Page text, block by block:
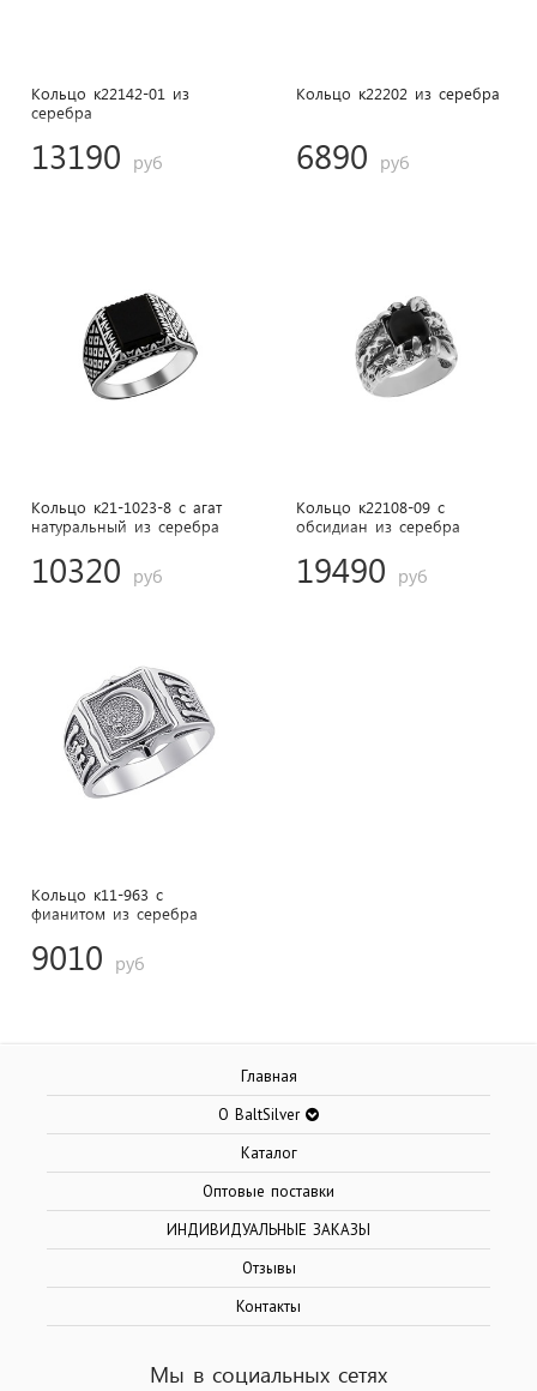
Кольцо к22142-01 из
cеребра
13190 руб
Кольцо к22202 из cеребра
6890 руб
Кольцо к21-1023-8 с агат
натуральный из cеребра
10320 руб
Кольцо к22108-09 с
обсидиан из cеребра
19490 руб
Кольцо к11-963 с
фианитом из cеребра
9010 руб
Главная
О BaltSilver
Каталог
Оптовые поставки
ИНДИВИДУАЛЬНЫЕ ЗАКАЗЫ
Отзывы
Контакты
Мы в социальных сетях